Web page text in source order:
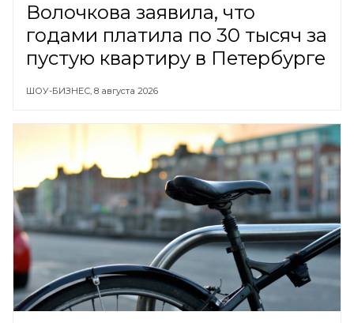
Волочкова заявила, что
годами платила по 30 тысяч за
пустую квартиру в Петербурге
ШОУ-БИЗНЕС, 8 августа 2026